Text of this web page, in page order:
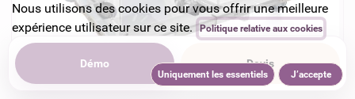
▶
Démo Devis
Nous utilisons des cookies pour vous offrir une meilleure
expérience utilisateur sur ce site.
Politique relative aux cookies
Uniquement les essentiels J’accepte